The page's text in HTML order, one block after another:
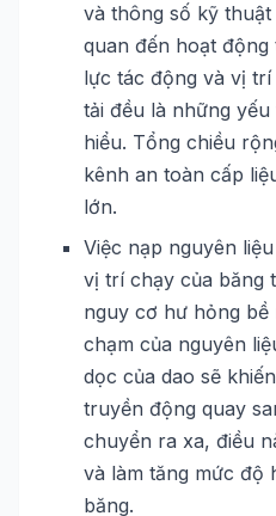
và thông số kỹ
quan đến hoạt động
lực tác động và vị
tải đều là những
hiểu. Tổng chiều
kênh an toàn cấp
lớn.
Việc nạp nguyên
vị trí chạy của băng
nguy cơ hư hỏng bề
chạm của nguyên
dọc của dao sẽ
truyền động quay
chuyển ra xa, điều
và làm tăng mức độ
băng.